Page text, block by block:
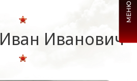
Иван Иванович
МЕНЮ